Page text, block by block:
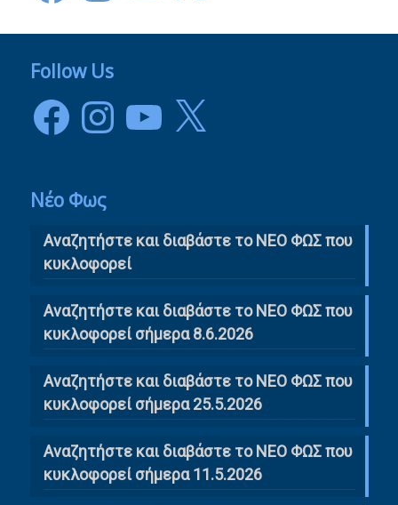
Follow Us
FacebookInstagramYouTube
X
Νέο Φως
Αναζητήστε και διαβάστε το NΕΟ ΦΩΣ που
κυκλοφορεί
Αναζητήστε και διαβάστε το ΝΕΟ ΦΩΣ που
κυκλοφορεί σήμερα 8.6.2026
Αναζητήστε και διαβάστε το ΝΕΟ ΦΩΣ που
κυκλοφορεί σήμερα 25.5.2026
Αναζητήστε και διαβάστε το ΝΕΟ ΦΩΣ που
κυκλοφορεί σήμερα 11.5.2026